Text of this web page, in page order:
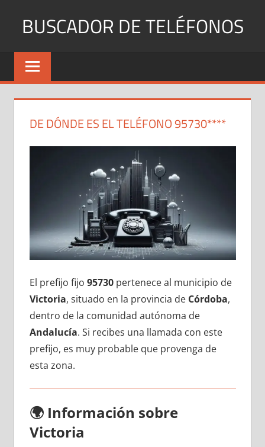
BUSCADOR DE TELÉFONOS
Identifica
Números
y
DE DÓNDE ES EL TELÉFONO 95730****
El prefijo fijo 95730pertenece al municipio dе
Victoria, situado en la provincia dе Córdoba,
dentro dе la comunidad autónoma dе
Andalucía. Si recibes una llamada сοn еstе
prefijo, es muy probable quе provenga dе
esta zona.
🌍 Información sobre
Victoria